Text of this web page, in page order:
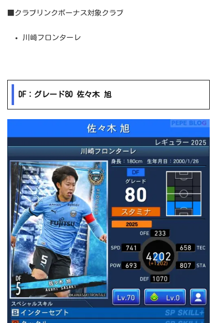
■クラブリンクボーナス対象クラブ
川崎フロンターレ
DF：グレード80 佐々木 旭